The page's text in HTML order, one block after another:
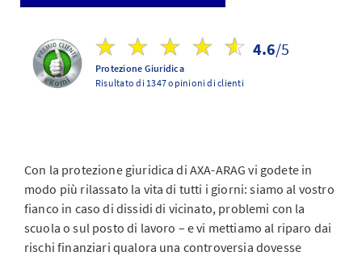
4.6/5
Protezione Giuridica
Risultato di 1347 opinioni di clienti
Con la protezione giuridica di AXA-ARAG vi godete in
modo più rilassato la vita di tutti i giorni: siamo al vostro
fianco in caso di dissidi di vicinato, problemi con la
scuola o sul posto di lavoro – e vi mettiamo al riparo dai
rischi finanziari qualora una controversia dovesse